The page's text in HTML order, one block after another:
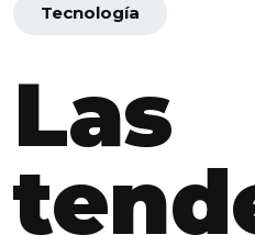
Tecnología
Las